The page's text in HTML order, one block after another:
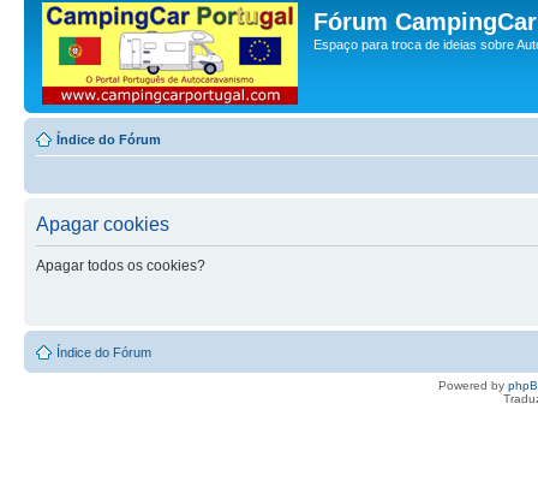
Fórum
Espaço para troca de ideias sobre
Índice do Fórum
Apagar cookies
Apagar todos os cookies?
Índice do Fórum
Powered by